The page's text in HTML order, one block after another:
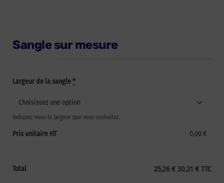
Sangle sur mesure
Largeur de la sangle*
Indiquez nous la largeur que vous souhaitez.
Prix unitaire HT 0,00 €
Total 25,26 € 30,31 € TTC